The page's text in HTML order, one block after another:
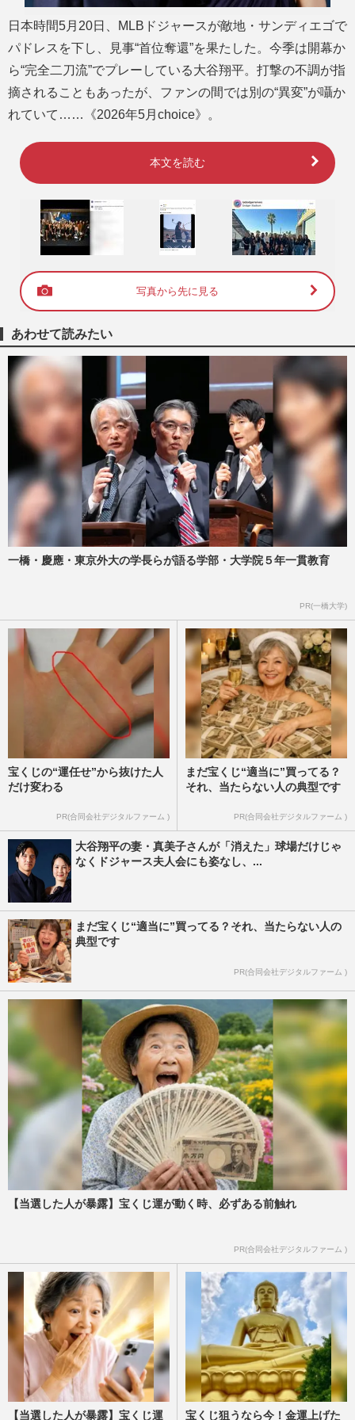
日本時間5月20日、MLBドジャースが敵地・サンディエゴで
パドレスを下し、見事“首位奪還”を果たした。今季は開幕か
ら“完全二刀流”でプレーしている大谷翔平。打撃の不調が指
摘されることもあったが、ファンの間では別の“異変”が囁か
れていて……《2026年5月choice》。
本文を読む
写真から先に見る
あわせて読みたい
一橋・慶應・東京外大の学長らが語る学部・大学院５年一貫教育
PR(一橋大学)
宝くじの“運任せ”から抜けた人
だけ変わる
PR(合同会社デジタルファーム )
まだ宝くじ“適当に”買ってる？
それ、当たらない人の典型です
PR(合同会社デジタルファーム )
大谷翔平の妻・真美子さんが「消えた」球場だけじゃ
なくドジャース夫人会にも姿なし、...
まだ宝くじ“適当に”買ってる？それ、当たらない人の
典型です
PR(合同会社デジタルファーム )
【当選した人が暴露】宝くじ運が動く時、必ずある前触れ
PR(合同会社デジタルファーム )
【当選した人が暴露】宝くじ運 宝くじ狙うなら今！金運上げた